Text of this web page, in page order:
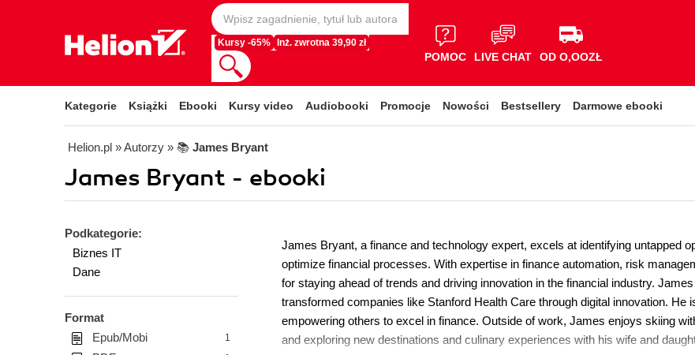
Kursy -65% Inż. zwrotna 39,90 zł
POMOC LIVE CHAT OD O,OOZŁ
Kategorie Książki Ebooki Kursy video Audiobooki Promocje Nowości Bestsellery Darmowe ebooki
Helion.pl » Autorzy » 📚 James Bryant
James Bryant - ebooki
Podkategorie:
Biznes IT
Dane
Format
Epub/Mobi
1
James Bryant, a finance and technology expert, excels at identifying untapped
optimize financial processes. With expertise in finance automation, risk
for staying ahead of trends and driving innovation in the financial industry.
transformed companies like Stanford Health Care through digital innovation. He
empowering others to excel in finance. Outside of work, James enjoys skiing
and exploring new destinations and culinary experiences with his wife and